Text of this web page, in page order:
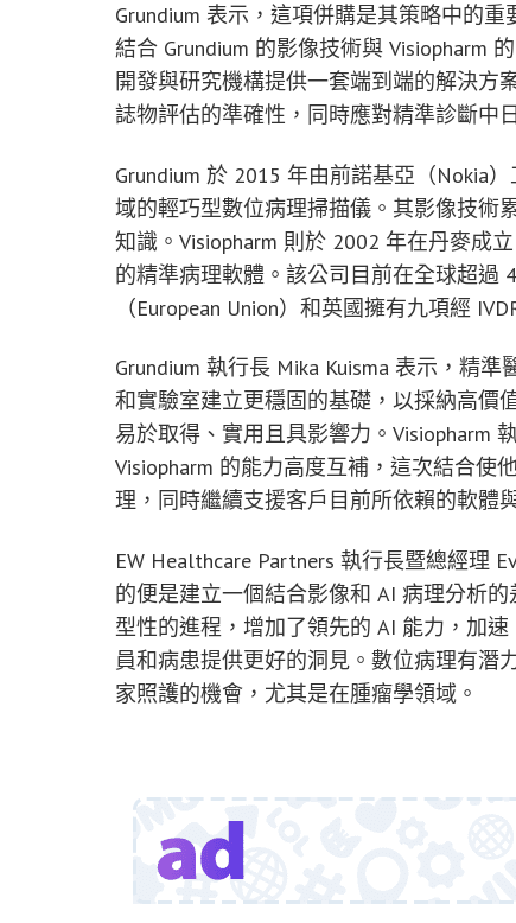
Grundium 表示，這項併購是其策略中的
結合 Grundium 的影像技術與 Visiopharm
開發與研究機構提供一套端到端的解決方
誌物評估的準確性，同時應對精準診斷中
Grundium 於 2015 年由前諾基亞（Nokia
域的輕巧型數位病理掃描儀。其影像技術
知識。Visiopharm 則於 2002 年在丹麥成
的精準病理軟體。該公司目前在全球超過
（European Union）和英國擁有九項經
Grundium 執行長 Mika Kuisma 表示，精
和實驗室建立更穩固的基礎，以採納高價
易於取得、實用且具影響力。Visiopharm
Visiopharm 的能力高度互補，這次結合使
理，同時繼續支援客戶目前所依賴的軟體
EW Healthcare Partners 執行長暨總經理
的便是建立一個結合影像和 AI 病理分析
型性的進程，增加了領先的 AI 能力，加
員和病患提供更好的洞見。數位病理有潛
家照護的機會，尤其是在腫瘤學領域。